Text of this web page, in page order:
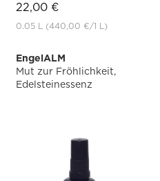
22,00 €
0.05 L (440,00 €/1 L)
EngelALM
Mut zur Fröhlichkeit,
Edelsteinessenz